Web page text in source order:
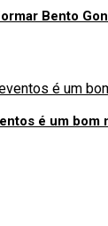
Bento
é um bom